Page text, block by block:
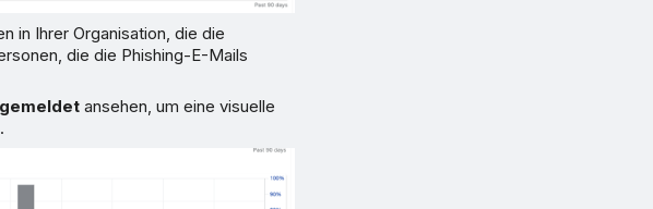
in Ihrer Organisation, die die
die die Phishing-E-Mails
ansehen, um eine visuelle